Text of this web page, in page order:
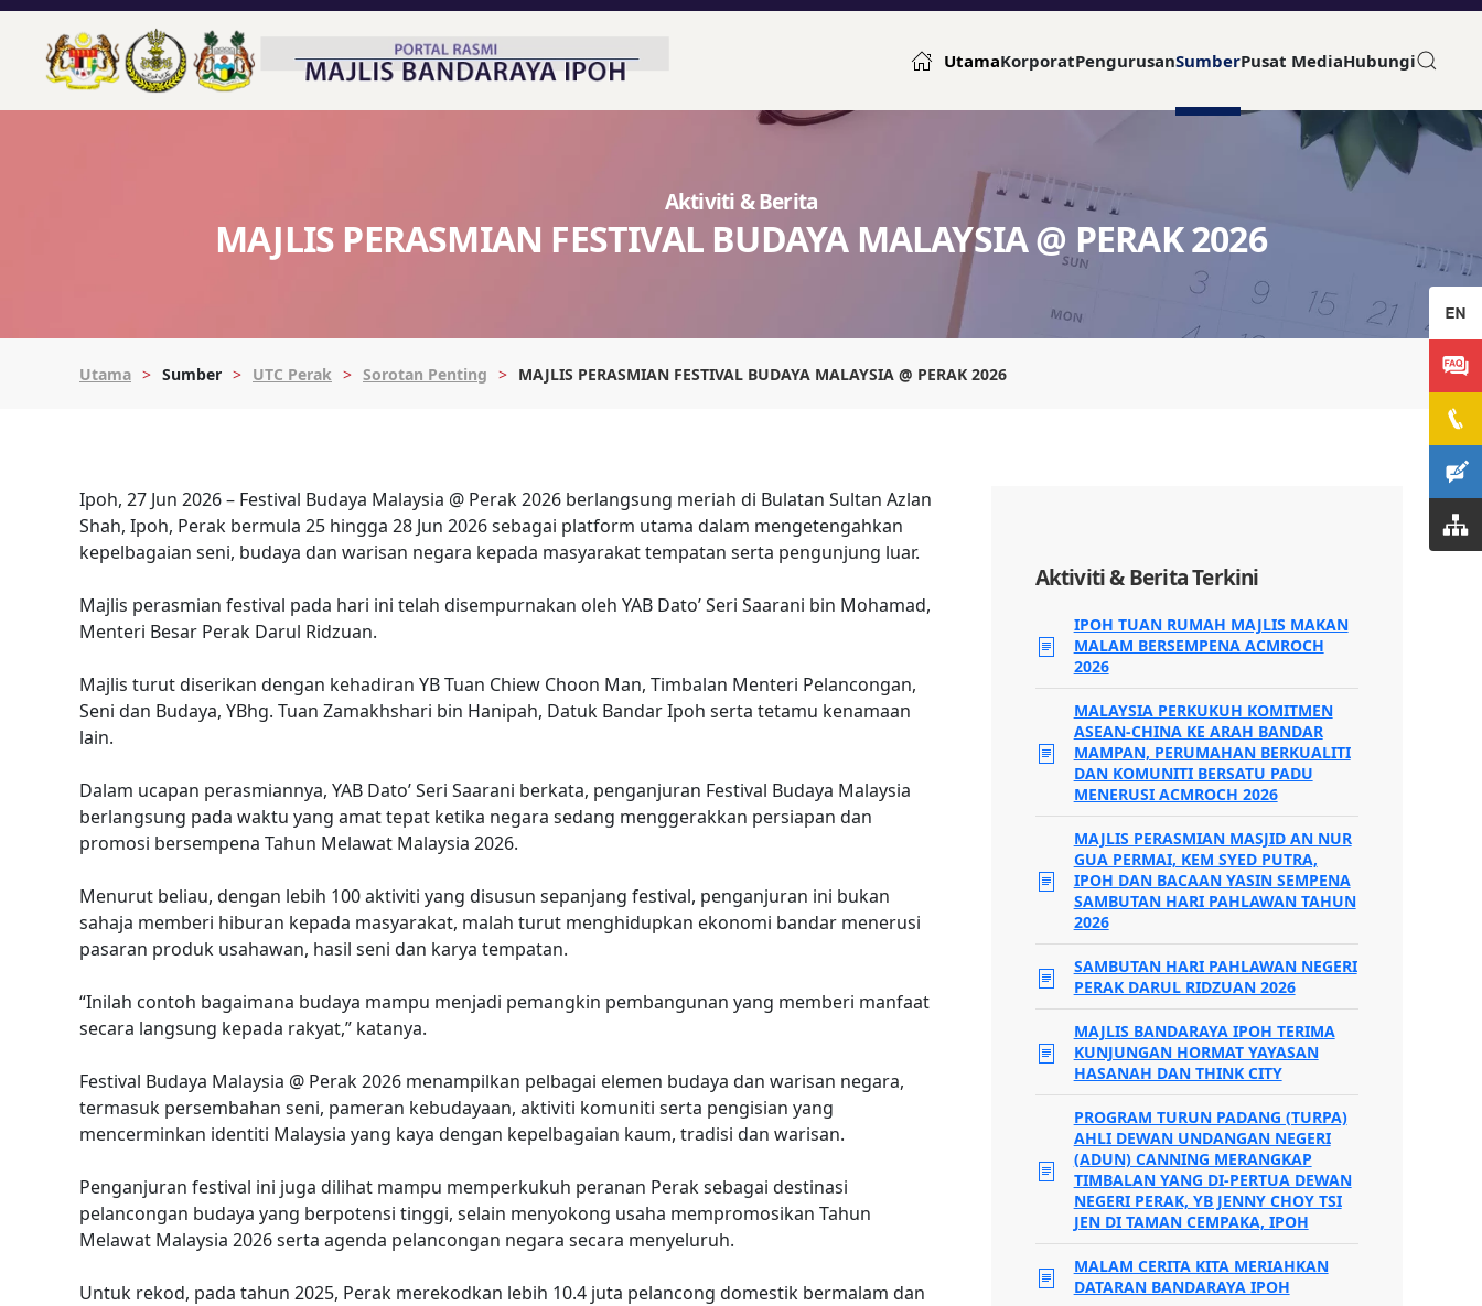
UtamaKorporatPengurusanSumberPusat MediaHubungi
Aktiviti & Berita
MAJLIS PERASMIAN FESTIVAL BUDAYA MALAYSIA @ PERAK 2026
Utama Sumber UTC Perak Sorotan Penting MAJLIS PERASMIAN FESTIVAL BUDAYA MALAYSIA @ PERAK 2026
Ipoh, 27 Jun 2026 – Festival Budaya Malaysia @ Perak 2026 berlangsung meriah di Bulatan Sultan Azlan
Shah, Ipoh, Perak bermula 25 hingga 28 Jun 2026 sebagai platform utama dalam mengetengahkan
kepelbagaian seni, budaya dan warisan negara kepada masyarakat tempatan serta pengunjung luar.
Majlis perasmian festival pada hari ini telah disempurnakan oleh YAB Dato’ Seri Saarani bin Mohamad,
Menteri Besar Perak Darul Ridzuan.
Majlis turut diserikan dengan kehadiran YB Tuan Chiew Choon Man, Timbalan Menteri Pelancongan,
Seni dan Budaya, YBhg. Tuan Zamakhshari bin Hanipah, Datuk Bandar Ipoh serta tetamu kenamaan
lain.
Dalam ucapan perasmiannya, YAB Dato’ Seri Saarani berkata, penganjuran Festival Budaya Malaysia
berlangsung pada waktu yang amat tepat ketika negara sedang menggerakkan persiapan dan
promosi bersempena Tahun Melawat Malaysia 2026.
Menurut beliau, dengan lebih 100 aktiviti yang disusun sepanjang festival, penganjuran ini bukan
sahaja memberi hiburan kepada masyarakat, malah turut menghidupkan ekonomi bandar menerusi
pasaran produk usahawan, hasil seni dan karya tempatan.
“Inilah contoh bagaimana budaya mampu menjadi pemangkin pembangunan yang memberi manfaat
secara langsung kepada rakyat,” katanya.
Festival Budaya Malaysia @ Perak 2026 menampilkan pelbagai elemen budaya dan warisan negara,
termasuk persembahan seni, pameran kebudayaan, aktiviti komuniti serta pengisian yang
mencerminkan identiti Malaysia yang kaya dengan kepelbagaian kaum, tradisi dan warisan.
Penganjuran festival ini juga dilihat mampu memperkukuh peranan Perak sebagai destinasi
pelancongan budaya yang berpotensi tinggi, selain menyokong usaha mempromosikan Tahun
Melawat Malaysia 2026 serta agenda pelancongan negara secara menyeluruh.
Untuk rekod, pada tahun 2025, Perak merekodkan lebih 10.4 juta pelancong domestik bermalam dan
Aktiviti & Berita Terkini
IPOH TUAN RUMAH MAJLIS MAKAN
MALAM BERSEMPENA ACMROCH
2026
MALAYSIA PERKUKUH KOMITMEN
ASEAN-CHINA KE ARAH BANDAR
MAMPAN, PERUMAHAN BERKUALITI
DAN KOMUNITI BERSATU PADU
MENERUSI ACMROCH 2026
MAJLIS PERASMIAN MASJID AN NUR
GUA PERMAI, KEM SYED PUTRA,
IPOH DAN BACAAN YASIN SEMPENA
SAMBUTAN HARI PAHLAWAN TAHUN
2026
SAMBUTAN HARI PAHLAWAN NEGERI
PERAK DARUL RIDZUAN 2026
MAJLIS BANDARAYA IPOH TERIMA
KUNJUNGAN HORMAT YAYASAN
HASANAH DAN THINK CITY
PROGRAM TURUN PADANG (TURPA)
AHLI DEWAN UNDANGAN NEGERI
(ADUN) CANNING MERANGKAP
TIMBALAN YANG DI-PERTUA DEWAN
NEGERI PERAK, YB JENNY CHOY TSI
JEN DI TAMAN CEMPAKA, IPOH
MALAM CERITA KITA MERIAHKAN
DATARAN BANDARAYA IPOH